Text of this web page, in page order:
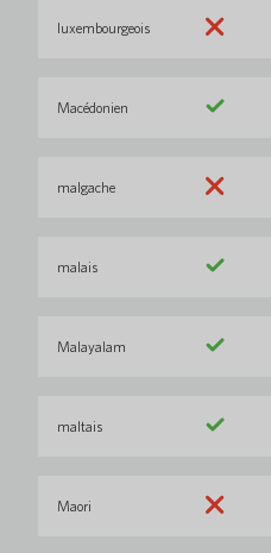
luxembourgeois
Macédonien
malgache
malais
Malayalam
maltais
Maori